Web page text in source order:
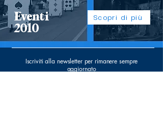
Eventi
2010
Scopri di più
Iscriviti alla newsletter per rimanere sempre
aggiornato